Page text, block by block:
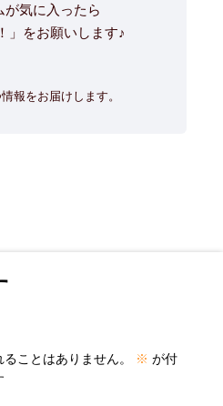
が気に入ったら
」をお願いします♪
報をお届けします。
ことはありません。 ※ が付